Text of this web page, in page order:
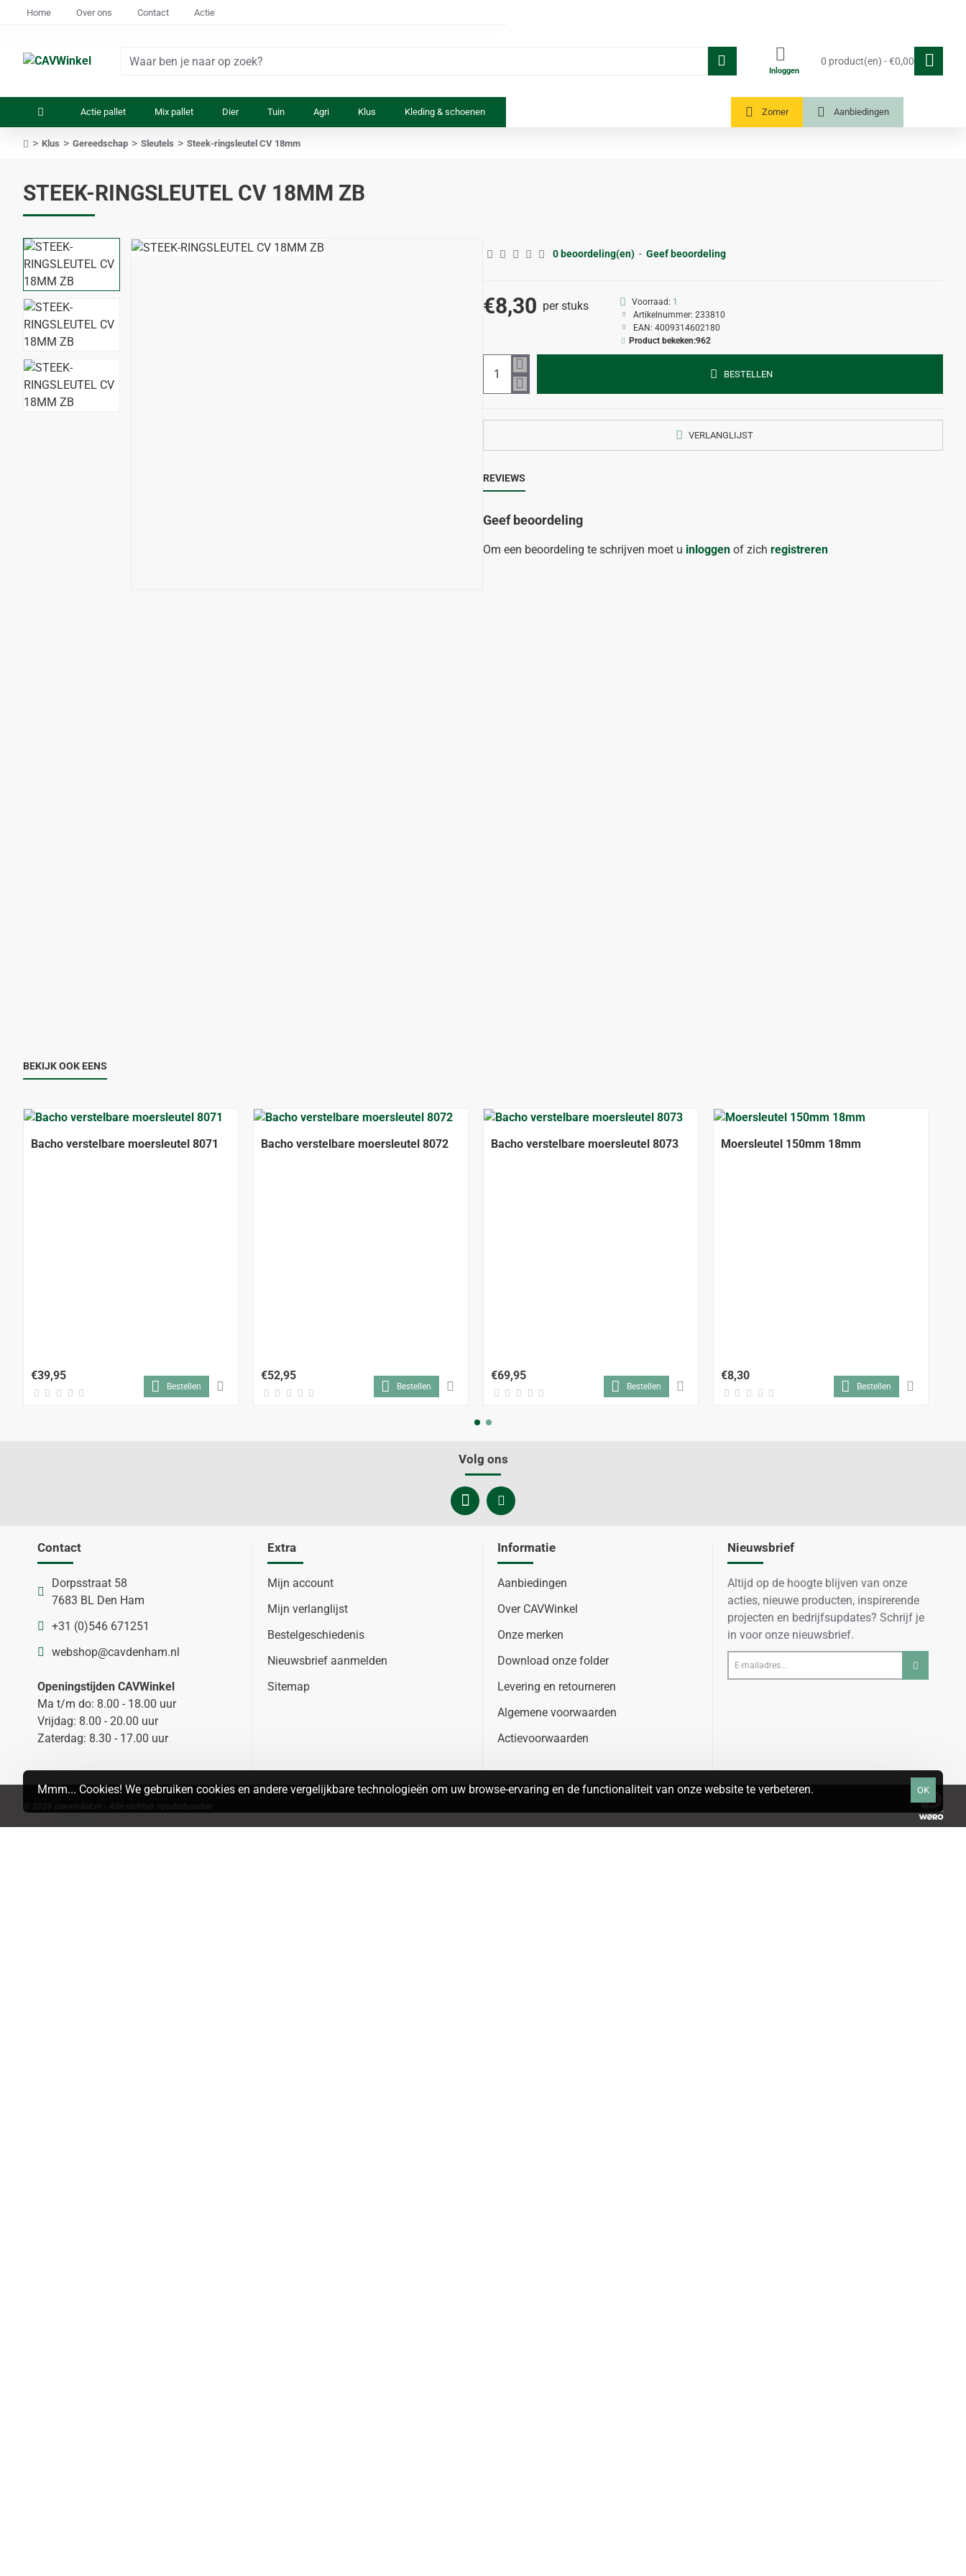
Mmm... Cookies! We gebruiken cookies en andere vergelijkbare technologieën om uw browse-ervaring en de functionaliteit van onze website te verbeteren. OK
Home Over ons Contact Actie
Waar
Inloggen
0 product(en) - €0,00
Actie pallet Mix pallet Dier Tuin Agri Klus Kleding & schoenen Zomer Aanbiedingen
STEEK-RINGSLEUTEL CV 18MM ZB
Klus Gereedschap Sleutels Steek-ringsleutel CV 18mm
0 beoordeling(en) - Geef beoordeling
€8,30 per stuks Voorraad: 1
Artikelnummer: 233810
EAN: 4009314602180
Product bekeken:962
BESTELLEN
VERLANGLIJST
REVIEWS
Geef beoordeling
Om een beoordeling te schrijven moet u inloggen of zich registreren
BEKIJK OOK EENS
Bacho verstelbare moersleutel 8071
€39,95
Bestellen
Bacho verstelbare moersleutel 8072
€52,95
Bestellen
Bacho verstelbare moersleutel 8073
€69,95
Bestellen
Moersleutel 150mm 18mm
€8,30
Bestellen
Volg ons
Contact
Dorpsstraat 58
7683 BL Den Ham
+31 (0)546 671251
webshop@cavdenham.nl
Openingstijden CAVWinkel
Ma t/m do: 8.00 - 18.00 uur
Vrijdag: 8.00 - 20.00 uur
Zaterdag: 8.30 - 17.00 uur
Extra
Mijn account
Mijn verlanglijst
Bestelgeschiedenis
Nieuwsbrief aanmelden
Sitemap
Informatie
Aanbiedingen
Over CAVWinkel
Onze merken
Download onze folder
Levering en retourneren
Algemene voorwaarden
Actievoorwaarden
Nieuwsbrief
Altijd op de hoogte blijven van onze
acties, nieuwe producten, inspirerende
projecten en bedrijfsupdates? Schrijf je
in voor onze nieuwsbrief.
E-
mailadres...